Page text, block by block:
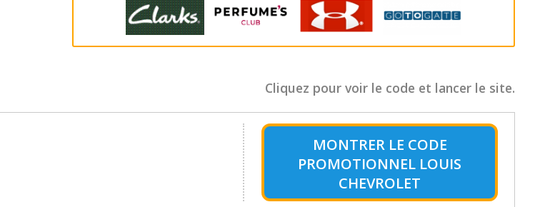
Cliquez pour voir le code et lancer le site.
MONTRER LE CODE
PROMOTIONNEL LOUIS
CHEVROLET